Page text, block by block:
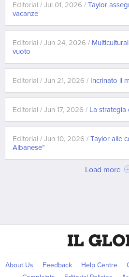
Editorial / Jul 01, 2026 / Taylor
vacanze
Editorial / Jun 24, 2026 /
vuoto
Editorial / Jun 21, 2026 / Incrinato il
Editorial / Jun 17, 2026 / La strategia
Editorial / Jun 10, 2026 / Taylor alle
Albanese”
Load more
About Us Feedback Help Centre